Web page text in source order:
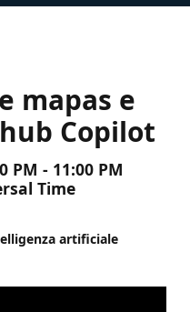
mapas e
Copilot
PM - 11:00 PM
Time
artificiale